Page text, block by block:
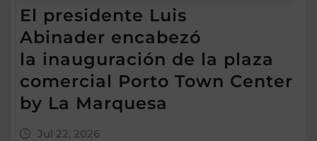
El presidente Luis
Abinader encabezó
la inauguración de la plaza
comercial Porto Town Center
by La Marquesa
Jul 22, 2026